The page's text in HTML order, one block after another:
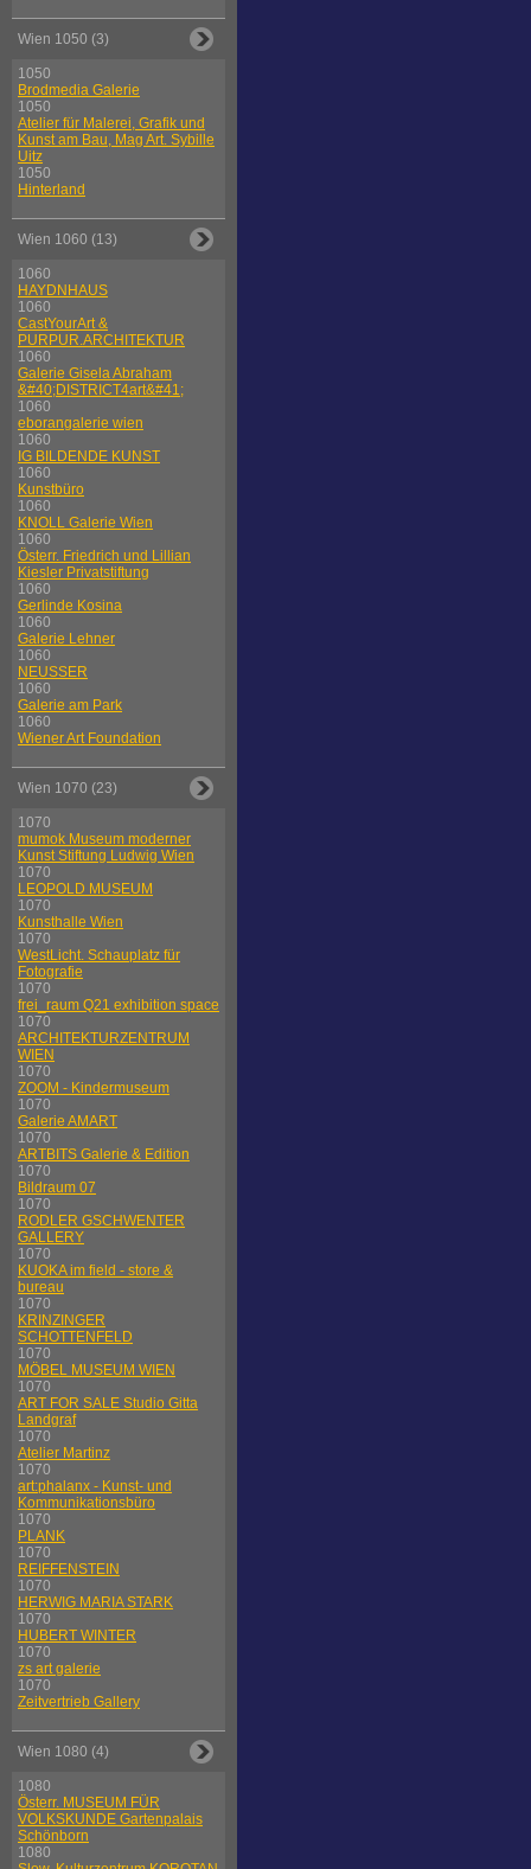
Wien 1050 (3)
1050
Brodmedia Galerie
1050
Atelier für Malerei, Grafik und
Kunst am Bau, Mag Art. Sybille
Uitz
1050
Hinterland
Wien 1060 (13)
1060
HAYDNHAUS
1060
CastYourArt &
PURPUR.ARCHITEKTUR
1060
Galerie Gisela Abraham
&#40;DISTRICT4art&#41;
1060
eborangalerie wien
1060
IG BILDENDE KUNST
1060
Kunstbüro
1060
KNOLL Galerie Wien
1060
Österr. Friedrich und Lillian
Kiesler Privatstiftung
1060
Gerlinde Kosina
1060
Galerie Lehner
1060
NEUSSER
1060
Galerie am Park
1060
Wiener Art Foundation
Wien 1070 (23)
1070
mumok Museum moderner
Kunst Stiftung Ludwig Wien
1070
LEOPOLD MUSEUM
1070
Kunsthalle Wien
1070
WestLicht. Schauplatz für
Fotografie
1070
frei_raum Q21 exhibition space
1070
ARCHITEKTURZENTRUM
WIEN
1070
ZOOM - Kindermuseum
1070
Galerie AMART
1070
ARTBITS Galerie & Edition
1070
Bildraum 07
1070
RODLER GSCHWENTER
GALLERY
1070
KUOKA im field - store &
bureau
1070
KRINZINGER
SCHOTTENFELD
1070
MÖBEL MUSEUM WIEN
1070
ART FOR SALE Studio Gitta
Landgraf
1070
Atelier Martinz
1070
art:phalanx - Kunst- und
Kommunikationsbüro
1070
PLANK
1070
REIFFENSTEIN
1070
HERWIG MARIA STARK
1070
HUBERT WINTER
1070
zs art galerie
1070
Zeitvertrieb Gallery
Wien 1080 (4)
1080
Österr. MUSEUM FÜR
VOLKSKUNDE Gartenpalais
Schönborn
1080